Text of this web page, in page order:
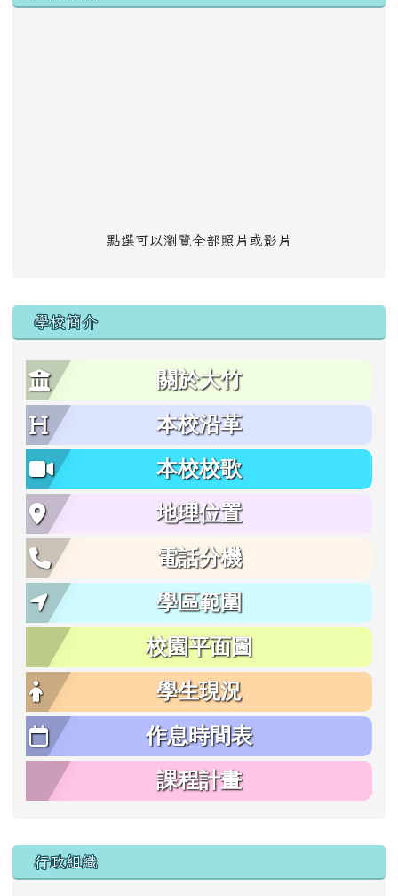
點選可以瀏覽全部照片或影片
學校簡介
關於大竹
本校沿革
本校校歌
地理位置
電話分機
學區範圍
校園平面圖
學生現況
作息時間表
課程計畫
行政組織